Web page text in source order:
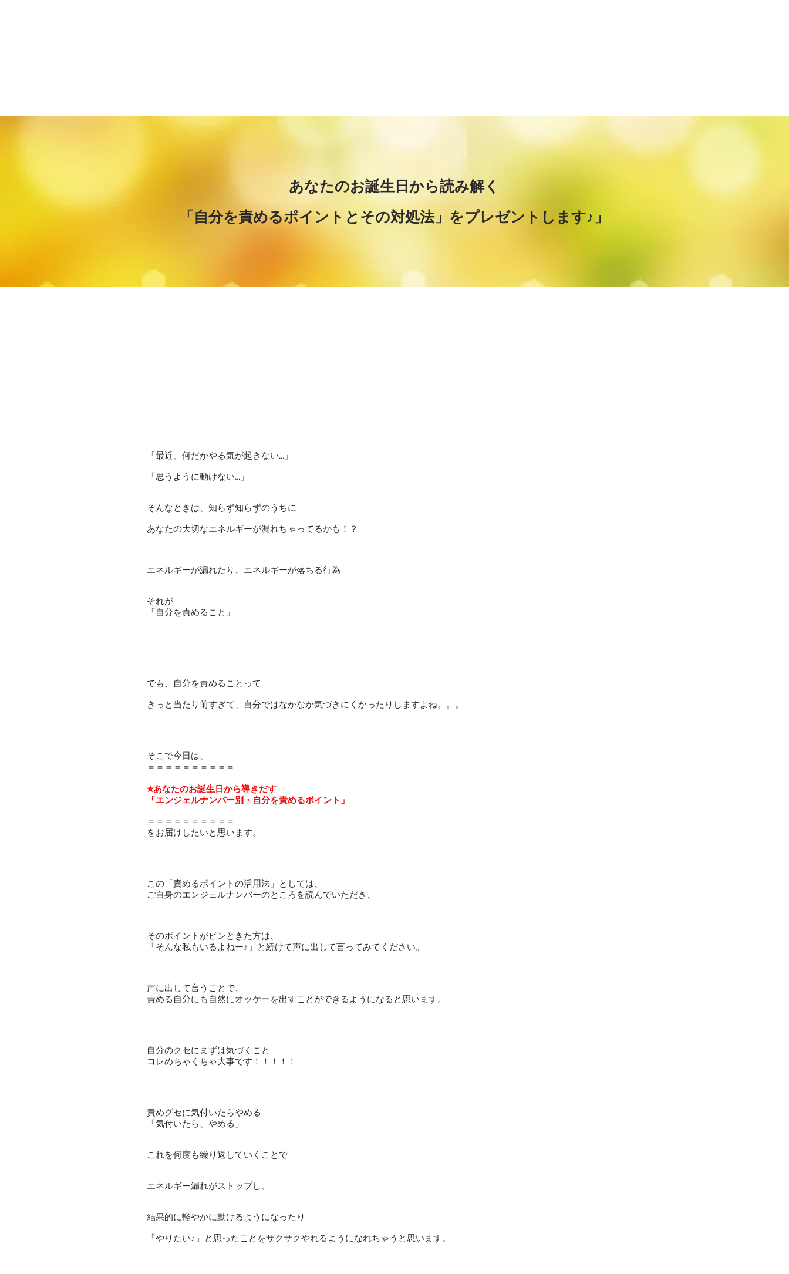
あなたのお誕生日から読み解く
「自分を責めるポイントとその対処法」をプレゼントします♪」
「最近、何だかやる気が起きない...」
「思うように動けない...」
そんなときは、知らず知らずのうちに
あなたの大切なエネルギーが漏れちゃってるかも！？
エネルギーが漏れたり、エネルギーが落ちる行為
それが
「自分を責めること」
でも、自分を責めることって
きっと当たり前すぎて、自分ではなかなか気づきにくかったりしますよね。。。
そこで今日は、
＝＝＝＝＝＝＝＝＝＝
★あなたのお誕生日から導きだす
「エンジェルナンバー別・自分を責めるポイント」
＝＝＝＝＝＝＝＝＝＝
をお届けしたいと思います。
この「責めるポイントの活用法」としては、
ご自身のエンジェルナンバーのところを読んでいただき、
そのポイントがピンときた方は、
「そんな私もいるよねー♪」と続けて声に出して言ってみてください。
声に出して言うことで、
責める自分にも自然にオッケーを出すことができるようになると思います。
自分のクセにまずは気づくこと
コレめちゃくちゃ大事です！！！！！
責めグセに気付いたらやめる
「気付いたら、やめる」
これを何度も繰り返していくことで
エネルギー漏れがストップし、
結果的に軽やかに動けるようになったり
「やりたい♪」と思ったことをサクサクやれるようになれちゃうと思います。